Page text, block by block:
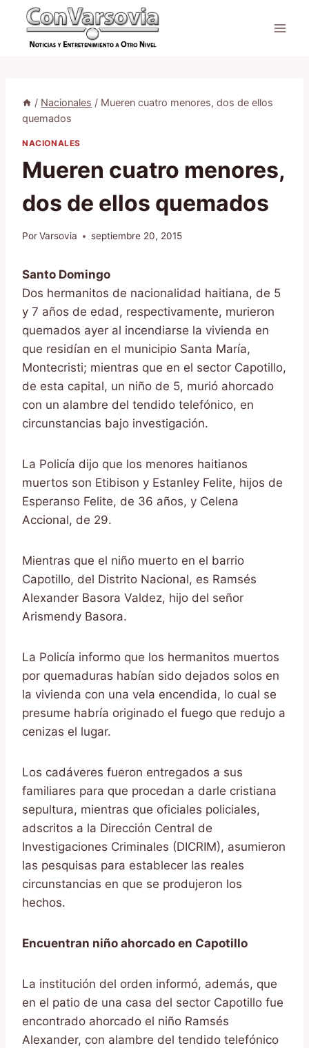
Saltar
contenido
/ Nacionales / Mueren cuatro menores, dos de ellos
quemados
NACIONALES
Mueren cuatro menores,
dos de ellos quemados
PorVarsovia septiembre 20, 2015
Santo Domingo
Dos hermanitos de nacionalidad haitiana, de 5
y 7 años de edad, respectivamente, murieron
quemados ayer al incendiarse la vivienda en
que residían en el municipio Santa María,
Montecristi; mientras que en el sector Capotillo,
de esta capital, un niño de 5, murió ahorcado
con un alambre del tendido telefónico, en
circunstancias bajo investigación.
La Policía dijo que los menores haitianos
muertos son Etibison y Estanley Felite, hijos de
Esperanso Felite, de 36 años, y Celena
Accional, de 29.
Mientras que el niño muerto en el barrio
Capotillo, del Distrito Nacional, es Ramsés
Alexander Basora Valdez, hijo del señor
Arismendy Basora.
La Policía informo que los hermanitos muertos
por quemaduras habían sido dejados solos en
la vivienda con una vela encendida, lo cual se
presume habría originado el fuego que redujo a
cenizas el lugar.
Los cadáveres fueron entregados a sus
familiares para que procedan a darle cristiana
sepultura, mientras que oficiales policiales,
adscritos a la Dirección Central de
Investigaciones Criminales (DICRIM), asumieron
las pesquisas para establecer las reales
circunstancias en que se produjeron los
hechos.
Encuentran niño ahorcado en Capotillo
La institución del orden informó, además, que
en el patio de una casa del sector Capotillo fue
encontrado ahorcado el niño Ramsés
Alexander, con alambre del tendido telefónico